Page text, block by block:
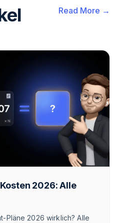
Read More →
2026: Alle
Pläne 2026 wirklich? Alle